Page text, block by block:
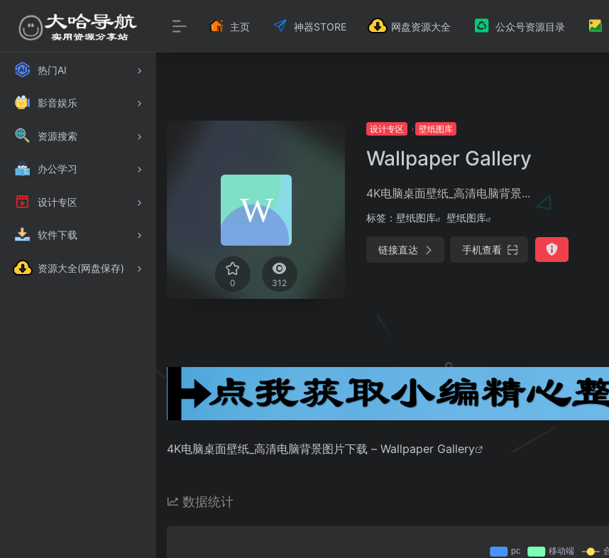
热门AI
影音娱乐
资源搜索
办公学习
设计专区
软件下载
资源大全(网盘保存)
主页 神器STORE 网盘资源大全 公众号资源目录
0 312
设计专区 壁纸图库
Wallpaper Gallery
4K电脑桌面壁纸_高清电脑背景...
标签： 壁纸图库 壁纸图库
链接直达 手机查看
4K电脑桌面壁纸_高清电脑背景图片下载 – Wallpaper Gallery
数据统计